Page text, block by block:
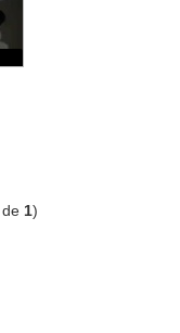
de 1)